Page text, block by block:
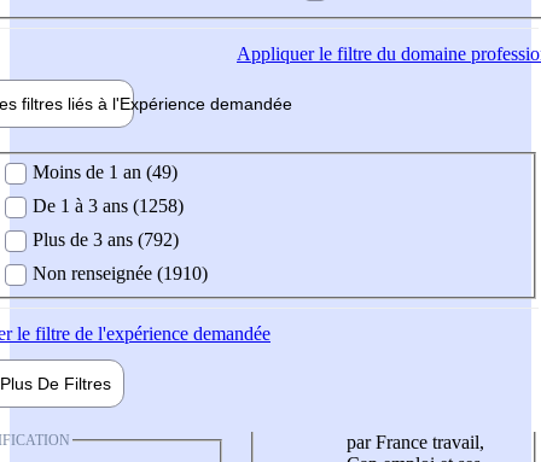
Appliquerle filtre du domaine
filtres liés à l'Expérience demandée
demandée
Moins de 1 an (49)
De 1 à 3 ans (1258)
Plus de 3 ans (792)
Non renseignée (1910)
le filtre de l'expérience demandée
Plus De Filtres
par France travail,